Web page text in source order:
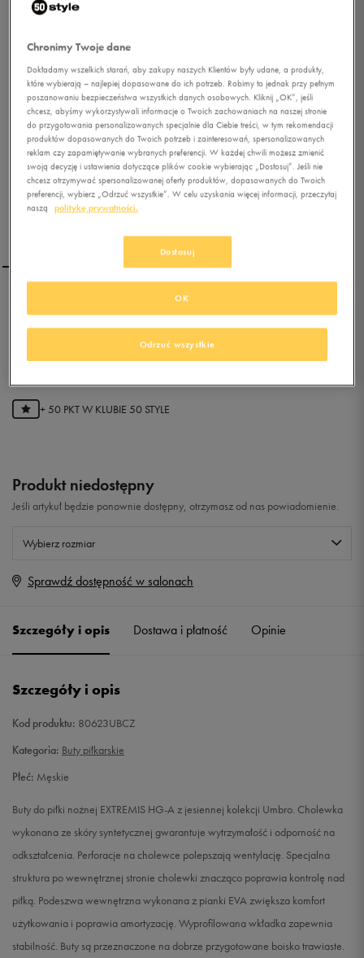
UMBRO EXTREMIS HG-A
+ 50 PKT W KLUBIE 50 STYLE
Produkt niedostępny
Jeśli artykuł będzie ponownie dostępny, otrzymasz od nas powiadomienie.
Wybierz rozmiar
Rozmiary EU
Sprawdź dostępność w salonach
Szczegóły i opis Dostawa i płatność Opinie
Szczegóły i opis
Kod produktu: 80623UBCZ
Kategoria: Buty piłkarskie
Płeć: Męskie
Buty do piłki nożnej EXTREMIS HG-A z jesiennej kolekcji Umbro. Cholewka
wykonana ze skóry syntetycznej gwarantuje wytrzymałość i odporność na
odkształcenia. Perforacje na cholewce polepszają wentylację. Specjalna
struktura po wewnętrznej stronie cholewki znacząco poprawia kontrolę nad
piłką. Podeszwa wewnętrzna wykonana z pianki EVA zwiększa komfort
użytkowania i poprawia amortyzację. Wyprofilowana wkładka zapewnia
stabilność. Buty są przeznaczone na dobrze przygotowane boisko trawiaste.
Chronimy Twoje dane
Dokładamy wszelkich starań, aby zakupy naszych Klientów były udane, a produkty,
które wybierają – najlepiej dopasowane do ich potrzeb. Robimy to jednak przy pełnym
poszanowaniu bezpieczeństwa wszystkich danych osobowych. Kliknij „OK”, jeśli
chcesz, abyśmy wykorzystywali informacje o Twoich zachowaniach na naszej stronie
do przygotowania personalizowanych specjalnie dla Ciebie treści, w tym rekomendacji
produktów dopasowanych do Twoich potrzeb i zainteresowań, spersonalizowanych
reklam czy zapamiętywanie wybranych preferencji. W każdej chwili możesz zmienić
swoją decyzję i ustawienia dotyczące plików cookie wybierając „Dostosuj”. Jeśli nie
chcesz otrzymywać spersonalizowanej oferty produktów, dopasowanych do Twoich
preferencji, wybierz „Odrzuć wszystkie”. W celu uzyskania więcej informacji, przeczytaj
naszą
politykę prywatności.
Dostosuj
Odrzuć wszystkie
OK